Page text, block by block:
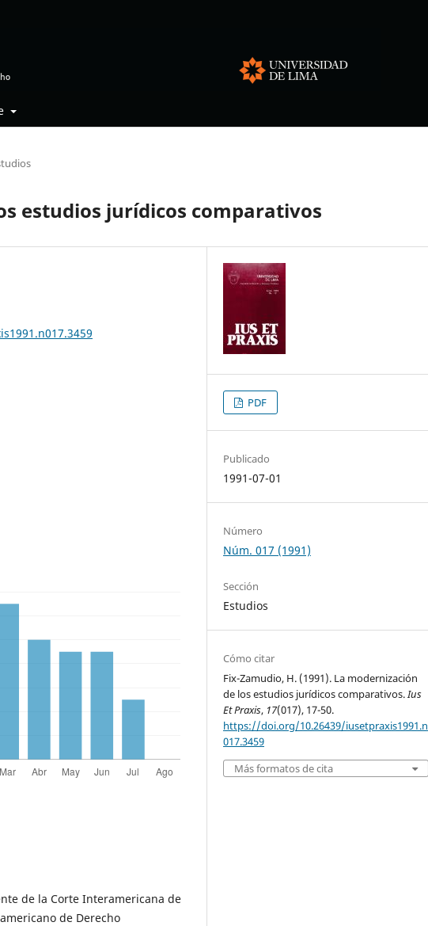
estudios jurídicos comparativos
de la Corte Interamericana de
de Derecho
PDF
Publicado
1991-07-01
Número
Núm. 017 (1991)
Sección
Estudios
Cómo citar
Fix-Zamudio, H. (1991). La modernización
de los estudios jurídicos comparativos.Ius
Et Praxis, 17(017), 17-50.
https://doi.org/10.26439/iusetpraxis1991.n
017.3459
Más formatos de cita